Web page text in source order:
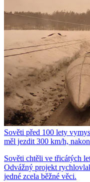
Sověti před 100 lety
měl jezdit 300 km/h,
Sověti chtěli ve třicátých
Odvážný projekt
jedné zcela běžné věci.